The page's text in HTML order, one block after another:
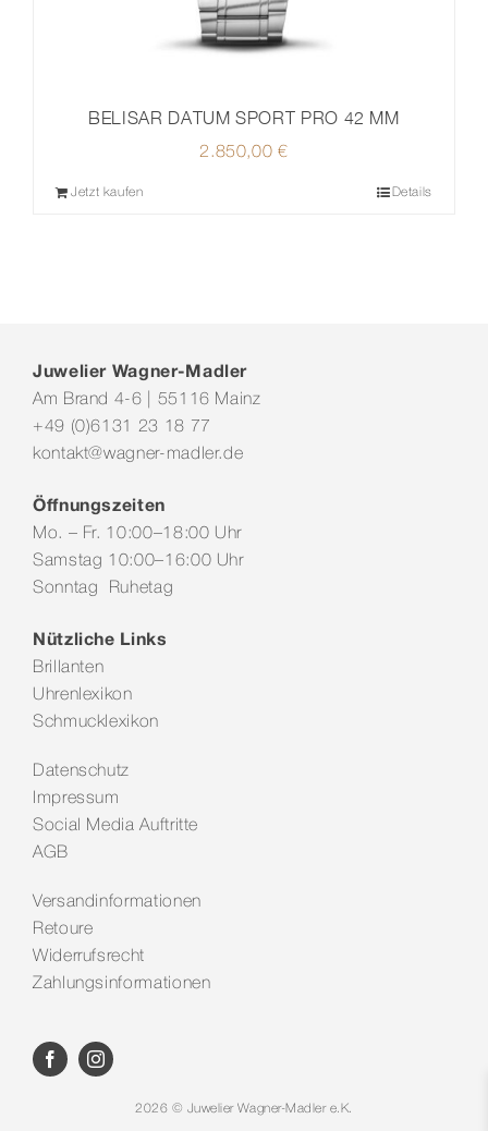
BELISAR DATUM SPORT PRO 42 MM
2.850,00€
Jetzt kaufen Details
Juwelier Wagner-Madler
Am Brand 4-6 | 55116 Mainz
+49 (0)6131 23 18 77
kontakt@wagner-madler.de
Öffnungszeiten
Mo. – Fr. 10:00–18:00 Uhr
Samstag 10:00–16:00 Uhr
Sonntag Ruhetag
Nützliche Links
Brillanten
Uhrenlexikon
Schmucklexikon
Datenschutz
Impressum
Social Media Auftritte
AGB
Versandinformationen
Retoure
Widerrufsrecht
Zahlungsinformationen
2026 © Juwelier Wagner-Madler e.K.